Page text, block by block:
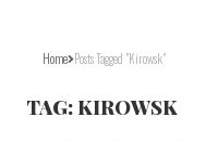
Home Posts Tagged "Kirowsk"
TAG: KIROWSK